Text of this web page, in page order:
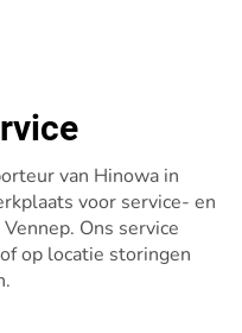
van Hinowa in
voor service- en
Ons service
op locatie storingen